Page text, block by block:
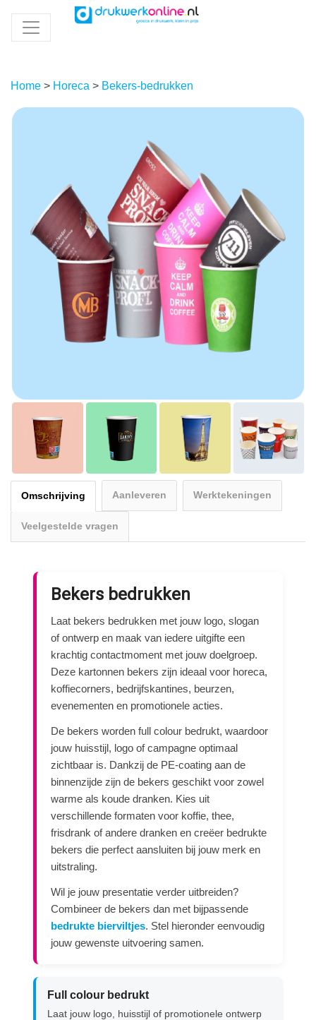
Home > Horeca > Bekers-bedrukken
Omschrijving Aanleveren Werktekeningen
Veelgestelde vragen
Bekers bedrukken
Laat bekers bedrukken met jouw logo, slogan
of ontwerp en maak van iedere uitgifte een
krachtig contactmoment met jouw doelgroep.
Deze kartonnen bekers zijn ideaal voor horeca,
koffiecorners, bedrijfskantines, beurzen,
evenementen en promotionele acties.
De bekers worden full colour bedrukt, waardoor
jouw huisstijl, logo of campagne optimaal
zichtbaar is. Dankzij de PE-coating aan de
binnenzijde zijn de bekers geschikt voor zowel
warme als koude dranken. Kies uit
verschillende formaten voor koffie, thee,
frisdrank of andere dranken en creëer bedrukte
bekers die perfect aansluiten bij jouw merk en
uitstraling.
Wil je jouw presentatie verder uitbreiden?
Combineer de bekers dan met bijpassende
bedrukte bierviltjes. Stel hieronder eenvoudig
jouw gewenste uitvoering samen.
Full colour bedrukt
Laat jouw logo, huisstijl of promotionele ontwerp